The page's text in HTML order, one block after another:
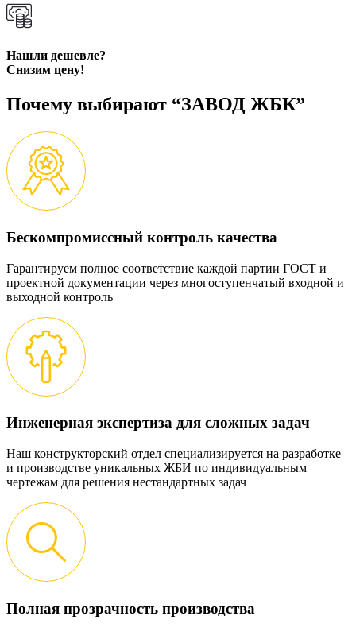
Нашли дешевле?
Снизим цену!
Почему выбирают “ЗАВОД ЖБК”
Бескомпромиссный контроль качества
Гарантируем полное соответствие каждой партии ГОСТ и
проектной документации через многоступенчатый входной и
выходной контроль
Инженерная экспертиза для сложных задач
Наш конструкторский отдел специализируется на разработке
и производстве уникальных ЖБИ по индивидуальным
чертежам для решения нестандартных задач
Полная прозрачность производства